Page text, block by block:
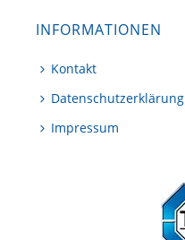
INFORMATIONEN
Kontakt
Datenschutzerklärung
Impressum